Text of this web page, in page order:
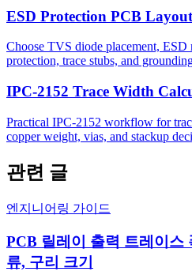
ESD Protection PCB
Choose TVS diode placement, ESD
protection, trace stubs, and
IPC-2152 Trace Width
Practical IPC-2152 workflow for
copper weight, vias, and stackup
관련 글
엔지니어링 가이드
PCB 릴레이 출력 트레이스
류, 구리 크기